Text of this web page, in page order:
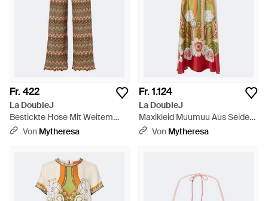
Fr. 422
La DoubleJ
Bestickte Hose Mit Weitem
Bein Aus Einem
Von Mytheresa
Fr. 1.124
La DoubleJ
Maxikleid Muumuu Aus Seiden-
Twill - Orange
Von Mytheresa